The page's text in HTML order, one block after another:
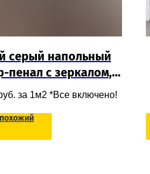
серый напольный
пенал с зеркалом,
ящиками и
фасадом из
ЛДСП
за 1м2 *Все включено!